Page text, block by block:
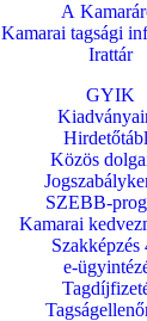
A
Kamarai tagsági
Irattár
GYIK
Közös
SZEBB-
Kamarai
Szakképzés
e-